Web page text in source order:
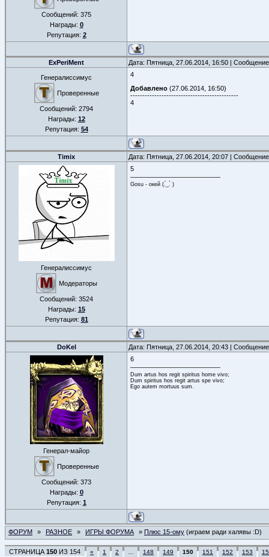
Сообщений: 375
Награды: 0
Репутация: 2
ExPeriMent Дата: Пятница, 27.06.2014, 16:50 |
Генералиссимус
Проверенные
Сообщений: 2794
Награды: 12
Репутация: 54
4
Добавлено (27.06.2014, 16:50)
---------------------------------------------
4
Timix Дата: Пятница, 27.06.2014, 20:07 |
Генералиссимус
Модераторы
Сообщений: 3524
Награды: 15
Репутация: 81
5
Gosu - окей (.́_.̀ )
DoKel Дата: Пятница, 27.06.2014, 20:43 |
Генерал-майор
Проверенные
Сообщений: 373
Награды: 0
Репутация: 1
6
Dum artus hos regit spiritus home vivo;
Dum spiritus hos regit artus spe vivo;
Ego autem mortuus sum.
ФОРУМ » РАЗНОЕ » ИГРЫ ФОРУМА » Плюс 15-ому (играем ради халявы :D)
СТРАНИЦА 150 ИЗ 154 « 1 2 148 149 150 151 152 153